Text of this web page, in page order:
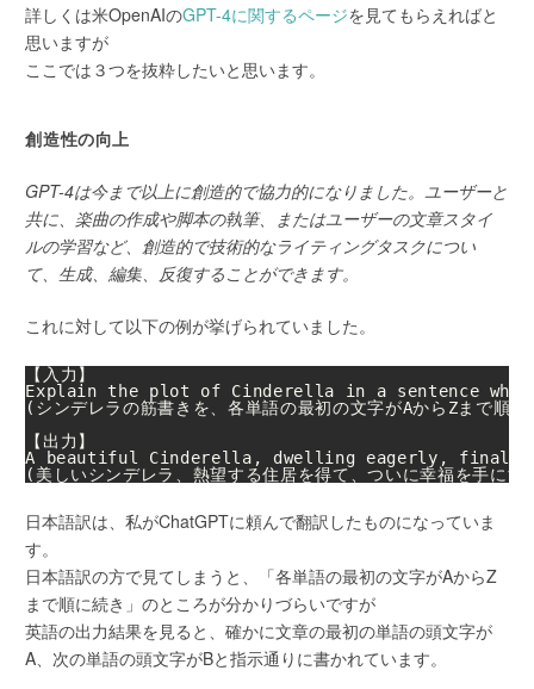
詳しくは米OpenAIのGPT-4に関するページを見てもらえればと
思いますが
ここでは３つを抜粋したいと思います。
創造性の向上
GPT-4は今まで以上に創造的で協力的になりました。ユーザーと
共に、楽曲の作成や脚本の執筆、またはユーザーの文章スタイ
ルの学習など、創造的で技術的なライティングタスクについ
て、生成、編集、反復することができます。
これに対して以下の例が挙げられていました。
【入力】
Explain the plot of Cinderella in a sentence
(シンデレラの筋書きを、各単語の最初の文字がAからZまで順
【出力】
A beautiful Cinderella, dwelling eagerly, finally
(美しいシンデレラ、熱望する住居を得て、ついに幸福を手に
日本語訳は、私がChatGPTに頼んで翻訳したものになっていま
す。
日本語訳の方で見てしまうと、「各単語の最初の文字がAからZ
まで順に続き」のところが分かりづらいですが
英語の出力結果を見ると、確かに文章の最初の単語の頭文字が
A、次の単語の頭文字がBと指示通りに書かれています。